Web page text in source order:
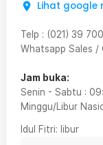
Lihat google
Telp : (021) 39
Whatsapp Sales /
Jam buka:
Senin - Sabtu :
Minggu/Libur
Idul Fitri: libur